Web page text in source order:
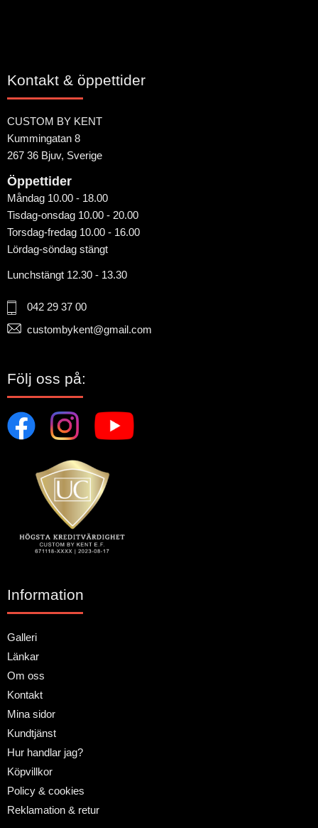
Kontakt & öppettider
CUSTOM BY KENT
Kummingatan 8
267 36 Bjuv, Sverige
Öppettider
Måndag 10.00 - 18.00
Tisdag-onsdag 10.00 - 20.00
Torsdag-fredag 10.00 - 16.00
Lördag-söndag stängt
Lunchstängt 12.30 - 13.30
042 29 37 00
custombykent@gmail.com
Följ oss på:
Information
Galleri
Länkar
Om oss
Kontakt
Mina sidor
Kundtjänst
Hur handlar jag?
Köpvillkor
Policy & cookies
Reklamation & retur